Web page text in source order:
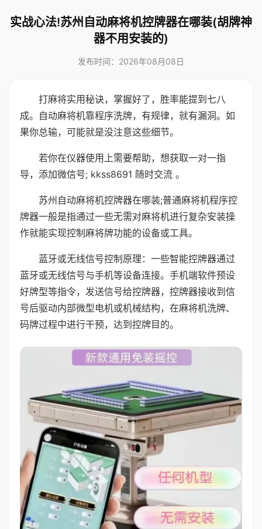
实战心法!苏州自动麻将机控牌器在哪装(胡牌神
器不用安装的)
发布时间：2026年08月08日
打麻将实用秘诀，掌握好了，胜率能提到七八
成。自动麻将机靠程序洗牌，有规律，就有漏洞。如
果你总输，可能就是没注意这些细节。
若你在仪器使用上需要帮助，想获取一对一指
导，添加微信号; kkss8691 随时交流 。
苏州自动麻将机控牌器在哪装;普通麻将机程序控
牌器一般是指通过一些无需对麻将机进行复杂安装操
作就能实现控制麻将牌功能的设备或工具。
蓝牙或无线信号控制原理：一些智能控牌器通过
蓝牙或无线信号与手机等设备连接。手机端软件预设
好牌型等指令，发送信号给控牌器，控牌器接收到信
号后驱动内部微型电机或机械结构，在麻将机洗牌、
码牌过程中进行干预，达到控牌目的。